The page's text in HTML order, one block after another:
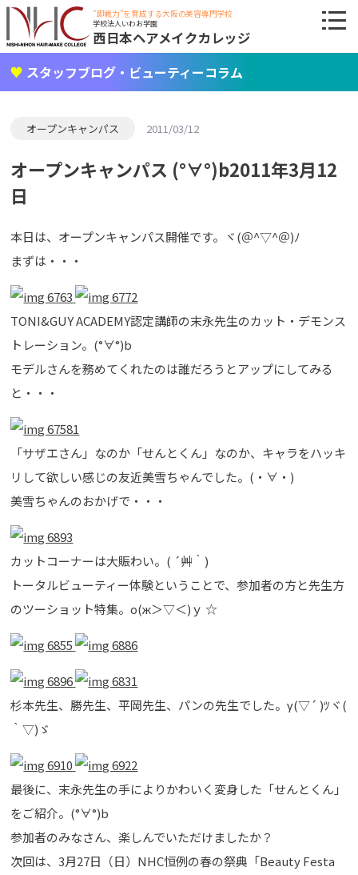
"即戦力"を育成する大阪の美容専門学校
学校法人いわお学園
西日本ヘアメイクカレッジ
スタッフブログ・ビューティーコラム
オープンキャンパス 2011/03/12
オープンキャンパス (°∀°)b2011年3月12
日
本日は、オープンキャンパス開催です。ヾ(＠^▽^＠)ﾉ
まずは・・・
TONI&GUY ACADEMY認定講師の末永先生のカット・デモンス
トレーション。(°∀°)b
モデルさんを務めてくれたのは誰だろうとアップにしてみる
と・・・
「サザエさん」なのか「せんとくん」なのか、キャラをハッキ
リして欲しい感じの友近美雪ちゃんでした。(・∀・)
美雪ちゃんのおかげで・・・
カットコーナーは大賑わい。( ´艸｀)
トータルビューティー体験ということで、参加者の方と先生方
のツーショット特集。о(ж＞▽＜)ｙ ☆
杉本先生、勝先生、平岡先生、パンの先生でした。γ(▽´ )ﾂヾ(
｀▽)ゞ
最後に、末永先生の手によりかわいく変身した「せんとくん」
をご紹介。(°∀°)b
参加者のみなさん、楽しんでいただけましたか？
次回は、3月27日（日）NHC恒例の春の祭典「Beauty Festa